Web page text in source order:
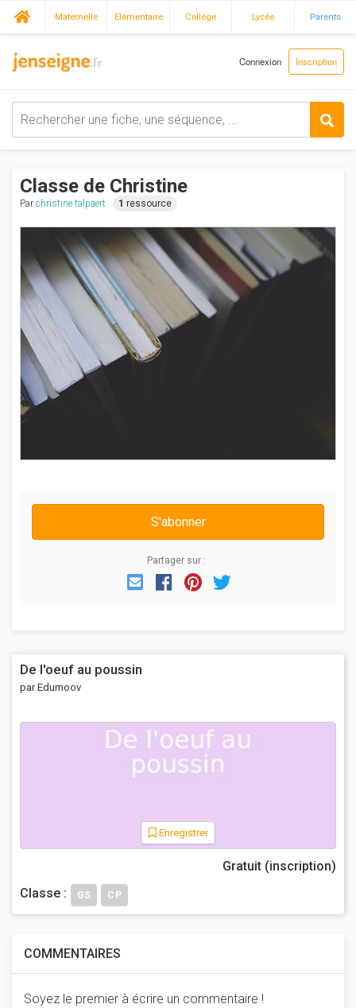
Maternelle Elémentaire Collège Lycée Parents
Connexion Inscription
Classe de Christine
Par christine talpaert 1 ressource
S'abonner
Partager sur :
EmailFacebook
Pinterest
De l'oeuf au poussin
par Edumoov
Enregistrer
Gratuit (inscription)
Classe :
GS CP
COMMENTAIRES
Soyez le premier à écrire un commentaire !